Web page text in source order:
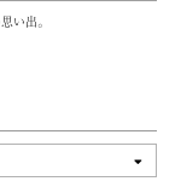
い出。